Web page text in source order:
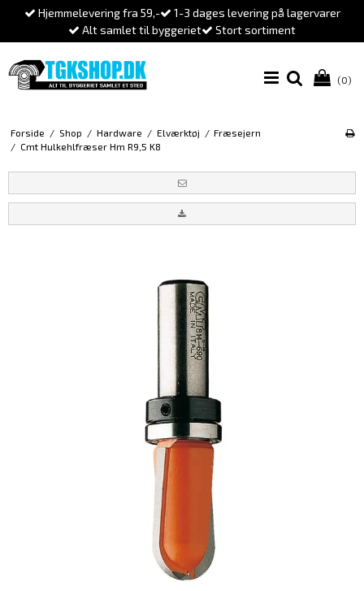
Hjemmelevering fra 59,-
1-3 dages levering på lagervarer
Alt samlet til byggeriet
Stort sortiment
(0)
Forside / Shop / Hardware / Elværktøj / Fræsejern
/ Cmt Hulkehlfræser Hm R9,5 K8